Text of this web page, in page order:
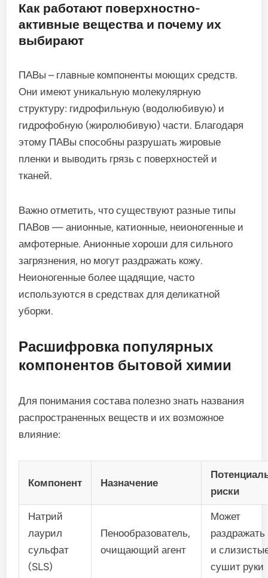
Как работают поверхностно-
активные вещества и почему их
выбирают
ПАВы – главные компоненты моющих средств.
Они имеют уникальную молекулярную
структуру: гидрофильную (водолюбивую) и
гидрофобную (жиролюбивую) части. Благодаря
этому ПАВы способны разрушать жировые
пленки и выводить грязь с поверхностей и
тканей.
Важно отметить, что существуют разные типы
ПАВов — анионные, катионные, неионогенные и
амфотерные. Анионные хороши для сильного
загрязнения, но могут раздражать кожу.
Неионогенные более щадящие, часто
используются в средствах для деликатной
уборки.
Расшифровка популярных
компонентов бытовой химии
Для понимания состава полезно знать названия
распространенных веществ и их возможное
влияние:
Компонент Назначение
риски
Натрий
лаурил
сульфат
(SLS)
Пенообразователь,
очищающий агент
Может
раздражать
и
сушит руки